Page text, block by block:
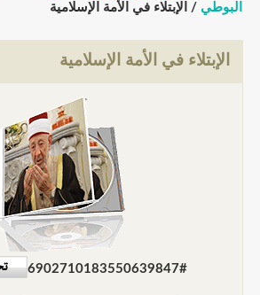
البوطي / الإبتلاء في الأمة الإسلامية
الإبتلاء في الأمة الإسلامية
6902710183550639847#